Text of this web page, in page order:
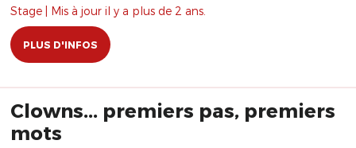
Stage | Mis à jour il y a plus de 2 ans.
PLUS D'INFOS
Clowns... premiers pas, premiers
mots